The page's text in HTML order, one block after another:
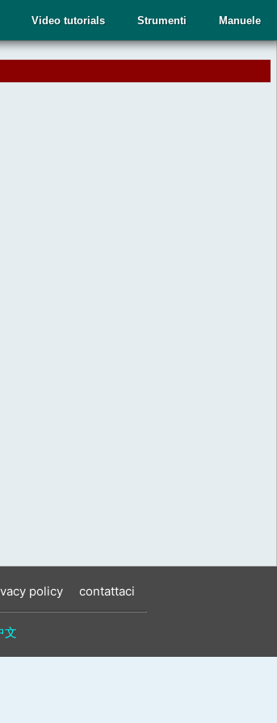
Manuele
Strumenti
Video tutorials
policy contattaci
文